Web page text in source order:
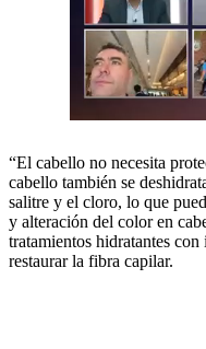
“El cabello no necesita
cabello también se
salitre y el cloro, lo que
y alteración del color en
tratamientos hidratantes
restaurar la fibra capilar.